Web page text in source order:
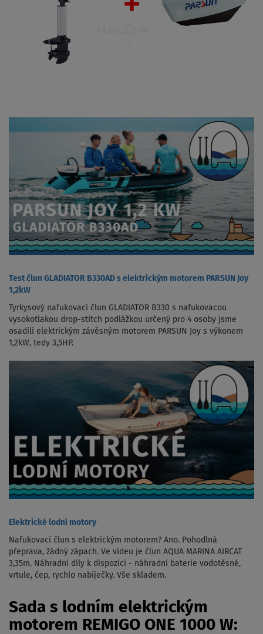
Test člun GLADIATOR B330AD s elektrickým motorem PARSUN Joy
1,2kW
Tyrkysový nafukovací člun GLADIATOR B330 s nafukovacou
vysokotlakou drop-stitch podlážkou určený pro 4 osoby jsme
osadili elektrickým závěsným motorem PARSUN Joy s výkonem
1,2kW, tedy 3,5HP.
Elektrické lodní motory
Nafukovací člun s elektrickým motorem? Ano. Pohodlná
přeprava, žádný zápach. Ve videu je člun AQUA MARINA AIRCAT
3,35m. Náhradní díly k dispozici - náhradní baterie vodotěsné,
vrtule, čep, rychlo nabíječky. Vše skladem.
Sada s lodním elektrickým
motorem REMIGO ONE 1000 W: